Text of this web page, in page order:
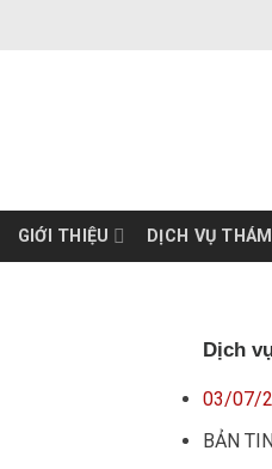
GIỚI THIỆU DỊCH VỤ
Dịch
03/07/
BẢN